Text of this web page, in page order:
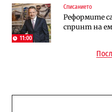
11:00
Списанието
Реформите
спринт на
Енергетика
АЕЦ
няколко
Компании
космически